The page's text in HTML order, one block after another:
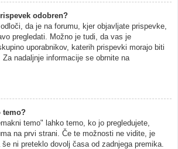
odobren?
da je na forumu, kjer objavljate prispevke,
pregledati. Možno je tudi, da vas je
uporabnikov, katerih prispevki morajo biti
Za nadaljnje informacije se obrnite na
temo?
temo" lahko temo, ko jo pregledujete,
na prvi strani. Če te možnosti ne vidite, je
ni preteklo dovolj časa od zadnjega premika.